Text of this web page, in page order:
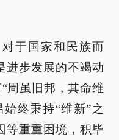
于国家和民族而
进步发展的不竭动
周虽旧邦，其命维
终秉持“维新”之
等重重困境，积毕